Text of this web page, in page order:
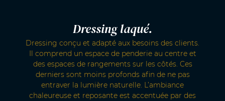
Dressing laqué.
Dressing conçu et adapté aux besoins des clients.
Il comprend un espace de penderie au centre et
des espaces de rangements sur les côtés. Ces
derniers sont moins profonds afin de ne pas
entraver la lumière naturelle. L’ambiance
chaleureuse et reposante est accentuée par des